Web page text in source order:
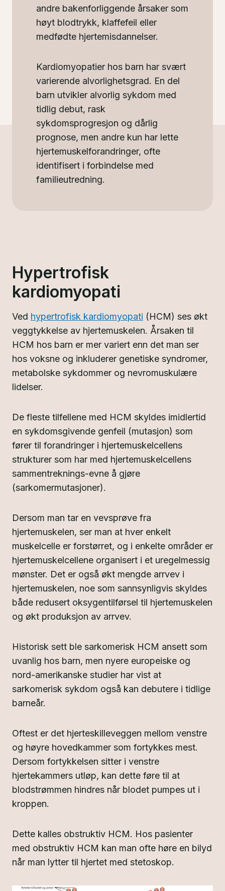
andre bakenforliggende årsaker som
høyt blodtrykk, klaffefeil eller
medfødte hjertemisdannelser.
Kardiomyopatier hos barn har svært
varierende alvorlighetsgrad. En del
barn utvikler alvorlig sykdom med
tidlig debut, rask
sykdomsprogresjon og dårlig
prognose, men andre kun har lette
hjertemuskelforandringer, ofte
identifisert i forbindelse med
familieutredning.
Hypertrofisk
kardiomyopati
Ved hypertrofisk kardiomyopati (HCM) ses økt
veggtykkelse av hjertemuskelen. Årsaken til
HCM hos barn er mer variert enn det man ser
hos voksne og inkluderer genetiske syndromer,
metabolske sykdommer og nevromuskulære
lidelser.
De fleste tilfellene med HCM skyldes imidlertid
en sykdomsgivende genfeil (mutasjon) som
fører til forandringer i hjertemuskelcellens
strukturer som har med hjertemuskelcellens
sammentreknings-evne å gjøre
(sarkomermutasjoner).
Dersom man tar en vevsprøve fra
hjertemuskelen, ser man at hver enkelt
muskelcelle er forstørret, og i enkelte områder er
hjertemuskelcellene organisert i et uregelmessig
mønster. Det er også økt mengde arrvev i
hjertemuskelen, noe som sannsynligvis skyldes
både redusert oksygentilførsel til hjertemuskelen
og økt produksjon av arrvev.
Historisk sett ble sarkomerisk HCM ansett som
uvanlig hos barn, men nyere europeiske og
nord-amerikanske studier har vist at
sarkomerisk sykdom også kan debutere i tidlige
barneår.
Oftest er det hjerteskilleveggen mellom venstre
og høyre hovedkammer som fortykkes mest.
Dersom fortykkelsen sitter i venstre
hjertekammers utløp, kan dette føre til at
blodstrømmen hindres når blodet pumpes ut i
kroppen.
Dette kalles obstruktiv HCM. Hos pasienter
med obstruktiv HCM kan man ofte høre en bilyd
når man lytter til hjertet med stetoskop.